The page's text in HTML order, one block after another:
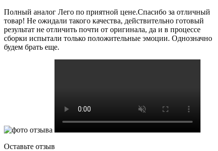
Полный аналог Лего по приятной цене.Спасибо за отличный
товар! Не ожидали такого качества, действительно готовый
результат не отличить почти от оригинала, да и в процессе
сборки испытали только положительные эмоции. Однозначно
будем брать еще.
Оставьте отзыв